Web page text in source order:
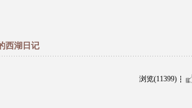
西湖日记
浏览(11399)